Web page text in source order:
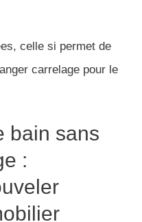
celle si permet de
carrelage pour le
bain sans
: